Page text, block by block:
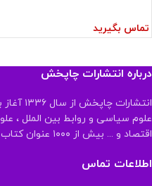
تماس بگیرید
درباره انتشارات چاپخش
علوم سیاسی و روابط بین الملل ،
اقتصاد و ... بیش از ۱۰۰۰ عنوان کتاب روانه بازار نشر کرده است .
اطلاعات تماس